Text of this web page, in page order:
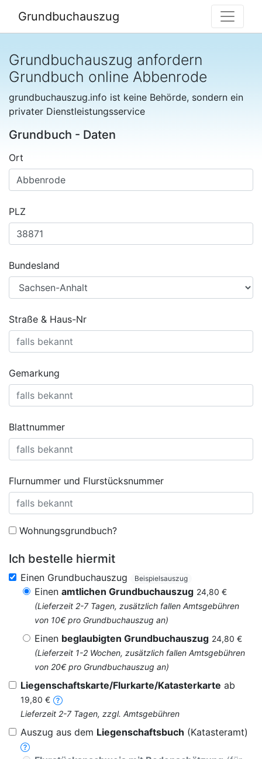
Grundbuchauszug
Grundbuchauszug anfordern
Grundbuch online Abbenrode
grundbuchauszug.info ist keine Behörde, sondern ein
privater Dienstleistungsservice
Grundbuch - Daten
Ort
PLZ
Bundesland
Straße & Haus-Nr
Gemarkung
Blattnummer
Flurnummer und Flurstücksnummer
Wohnungsgrundbuch?
Ich bestelle hiermit
Einen Grundbuchauszug Beispielsauszug
Einen amtlichen Grundbuchauszug 24,80 €
(Lieferzeit 2-7 Tagen, zusätzlich fallen Amtsgebühren
von 10€ pro Grundbuchauszug an)
Einen beglaubigten Grundbuchauszug 24,80 €
(Lieferzeit 1-2 Wochen, zusätzlich fallen Amtsgebühren
von 20€ pro Grundbuchauszug an)
Liegenschaftskarte/Flurkarte/Katasterkarte ab
19,80 €
Lieferzeit 2-7 Tagen, zzgl. Amtsgebühren
Auszug aus dem Liegenschaftsbuch (Katasteramt)